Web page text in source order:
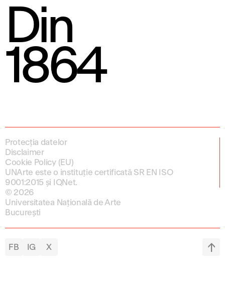
Din
1864
Protecția datelor
Disclaimer
Cookie Policy (EU)
UNArte este o instituție certificată SR EN ISO
9001:2015 și IQNet.
© 2026
Universitatea Națională de Arte
București
FB IG X